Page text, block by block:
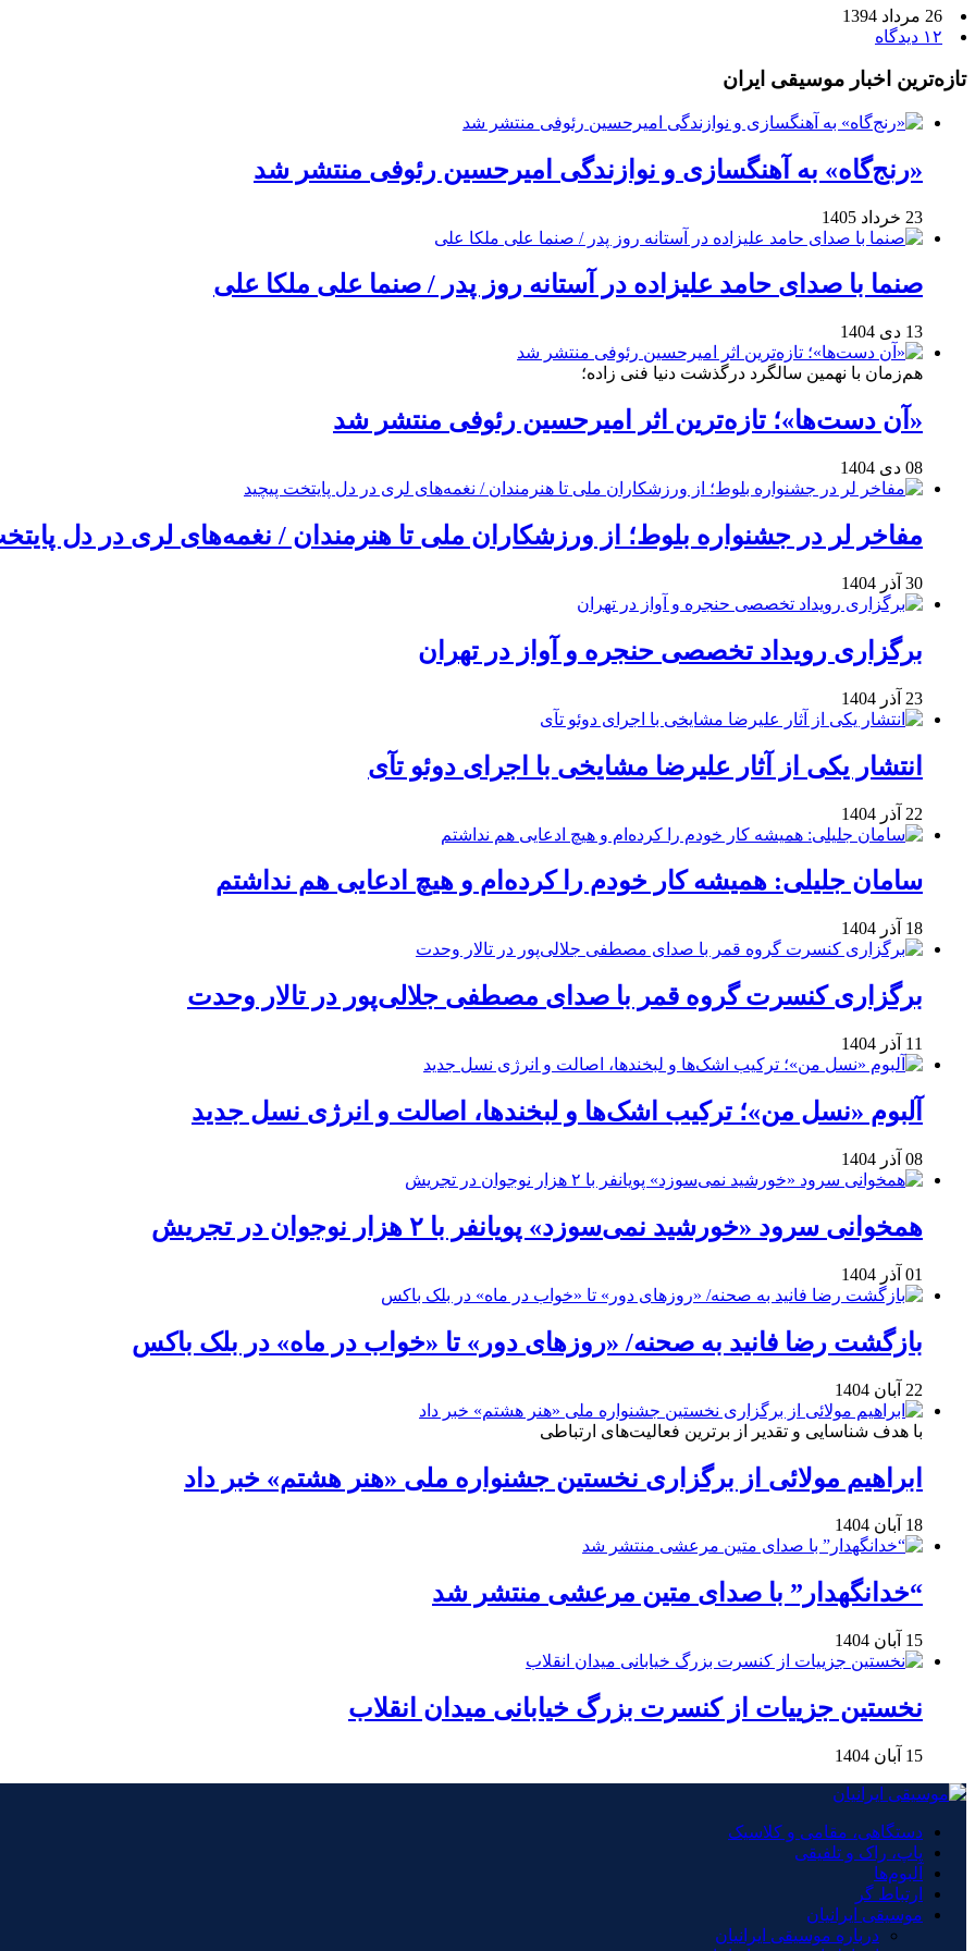
26 مرداد 1394
۱۲ دیدگاه
تازه‌ترین اخبار موسیقی ایران
«رنج‌گاه» به آهنگسازی و نوازندگی امیرحسین رئوفی منتشر شد
23 خرداد 1405
صنما با صدای حامد علیزاده در آستانه روز پدر / صنما علی ملکا علی
13 دی 1404
هم‌زمان با نهمین سالگرد درگذشت دنیا فنی زاده؛
«آن دست‌ها»؛ تازه‌ترین اثر امیرحسین رئوفی منتشر شد
08 دی 1404
مفاخر لر در جشنواره بلوط؛ از ورزشکاران ملی تا هنرمندان / نغمه‌های لری در دل
30 آذر 1404
برگزاری رویداد تخصصی حنجره و آواز در تهران
23 آذر 1404
انتشار یکی از آثار علیرضا مشایخی با اجرای دوئو تآی
22 آذر 1404
سامان جلیلی: همیشه کار خودم را کرده‌ام و هیچ ادعایی هم نداشتم
18 آذر 1404
برگزاری کنسرت گروه قمر با صدای مصطفی جلالی‌پور در تالار وحدت
11 آذر 1404
آلبوم «نسل من»؛ ترکیب اشک‌ها و لبخندها، اصالت و انرژی نسل جدید
08 آذر 1404
همخوانی سرود «خورشید نمی‌سوزد» پویانفر با ۲ هزار نوجوان در تجریش
01 آذر 1404
بازگشت رضا فانید به صحنه/ «روزهای دور» تا «خواب در ماه» در بلک باکس
22 آبان 1404
با هدف شناسایی و تقدیر از برترین فعالیت‌های ارتباطی
ابراهیم مولائی از برگزاری نخستین جشنواره ملی «هنر هشتم» خبر داد
18 آبان 1404
“خدانگهدار” با صدای متین مرعشی منتشر شد
15 آبان 1404
نخستین جزییات از کنسرت بزرگ خیابانی میدان انقلاب
15 آبان 1404
دستگاهی، مقامی و کلاسیک
پاپ، راک و تلفیقی
آلبوم‌ها
ارتباط گر
موسیقی ایرانیان
درباره موسیقی ایرانیان